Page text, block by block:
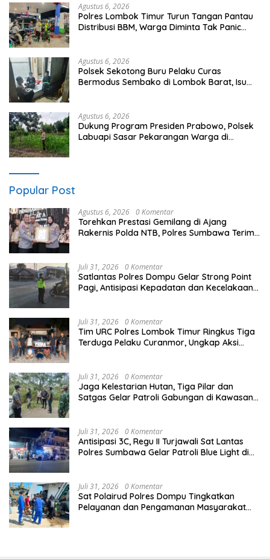
Agustus 6, 2026
Polres Lombok Timur Turun Tangan Pantau
Distribusi BBM, Warga Diminta Tak Panic
Agustus 6, 2026
Polsek Sekotong Buru Pelaku Curas
Bermodus Sembako di Lombok Barat, Isu
Agustus 6, 2026
Dukung Program Presiden Prabowo, Polsek
Labuapi Sasar Pekarangan Warga di
Popular Post
Agustus 6, 2026 0 Komentar
Torehkan Prestasi Gemilang di Ajang
Rakernis Polda NTB, Polres Sumbawa Terima
Juli 31, 2026 0 Komentar
Satlantas Polres Dompu Gelar Strong Point
Pagi, Antisipasi Kepadatan dan Kecelakaan
Juli 31, 2026 0 Komentar
Tim URC Polres Lombok Timur Ringkus Tiga
Terduga Pelaku Curanmor, Ungkap Aksi
Juli 31, 2026 0 Komentar
Jaga Kelestarian Hutan, Tiga Pilar dan
Satgas Gelar Patroli Gabungan di Kawasan
Juli 31, 2026 0 Komentar
Antisipasi 3C, Regu II Turjawali Sat Lantas
Polres Sumbawa Gelar Patroli Blue Light di
Juli 31, 2026 0 Komentar
Sat Polairud Polres Dompu Tingkatkan
Pelayanan dan Pengamanan Masyarakat